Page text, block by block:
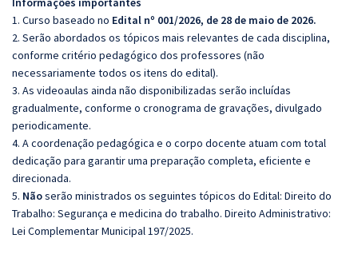
1. Curso baseado no Edital nº 001/2026, de 28 de maio de 2026.
2. Serão abordados os tópicos mais relevantes de cada disciplina,
conforme critério pedagógico dos professores (não
necessariamente todos os itens do edital).
3. As videoaulas ainda não disponibilizadas serão incluídas
gradualmente, conforme o cronograma de gravações, divulgado
periodicamente.
4. A coordenação pedagógica e o corpo docente atuam com total
dedicação para garantir uma preparação completa, eficiente e
direcionada.
5. Nãoserão ministrados os seguintes tópicos do Edital: Direito do
Trabalho: Segurança e medicina do trabalho. Direito Administrativo:
Lei Complementar Municipal 197/2025.